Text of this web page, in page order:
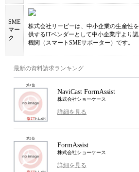
SME
マー
ク
株式会社リーピーは、中小企業の生産性
供するITベンダーとして中小企業庁より
機関（スマートSMEサポーター）です。
最新の資料請求ランキング
第1位
NaviCast FormAssist
株式会社ショーケース
詳細を見る
第2位
FormAssist
株式会社ショーケース
詳細を見る